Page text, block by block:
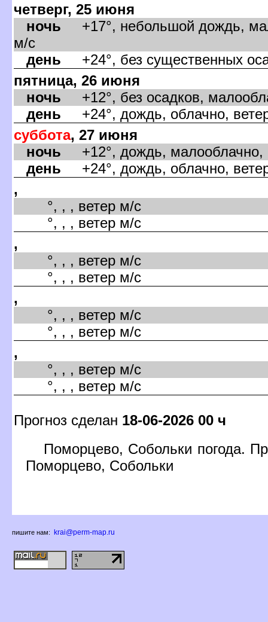
четверг, 25 июня
ночь +17°, небольшой дождь,
м/с
день +24°, без существенных
пятница, 26 июня
ночь +12°, без осадков,
день +24°, дождь, облачно,
суббота, 27 июня
ночь +12°, дождь, малооблачно,
день +24°, дождь, облачно,
,
°, , , ветер м/с
°, , , ветер м/с
,
°, , , ветер м/с
°, , , ветер м/с
,
°, , , ветер м/с
°, , , ветер м/с
,
°, , , ветер м/с
°, , , ветер м/с
Прогноз сделан 18-06-2026 00 ч
Поморцево, Собольки погода.
Поморцево, Собольки
пишите нам: krai@perm-map.ru